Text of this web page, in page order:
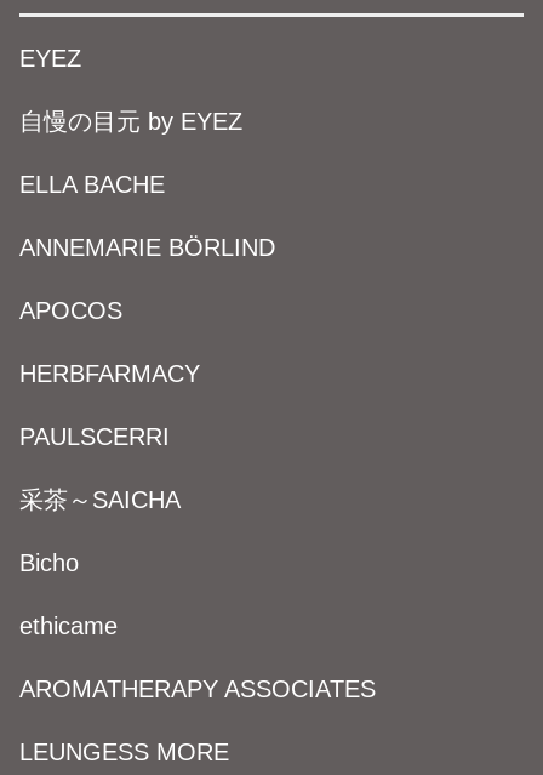
EYEZ
自慢の目元 by EYEZ
ELLA BACHE
ANNEMARIE BÖRLIND
APOCOS
HERBFARMACY
PAULSCERRI
采茶～SAICHA
Bicho
ethicame
AROMATHERAPY ASSOCIATES
LEUNGESS MORE